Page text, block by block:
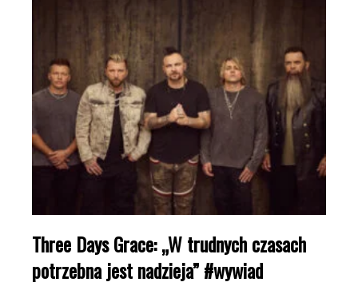
Three Days Grace: „W trudnych czasach
potrzebna jest nadzieja” #wywiad